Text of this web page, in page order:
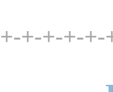
+-+-+-+-